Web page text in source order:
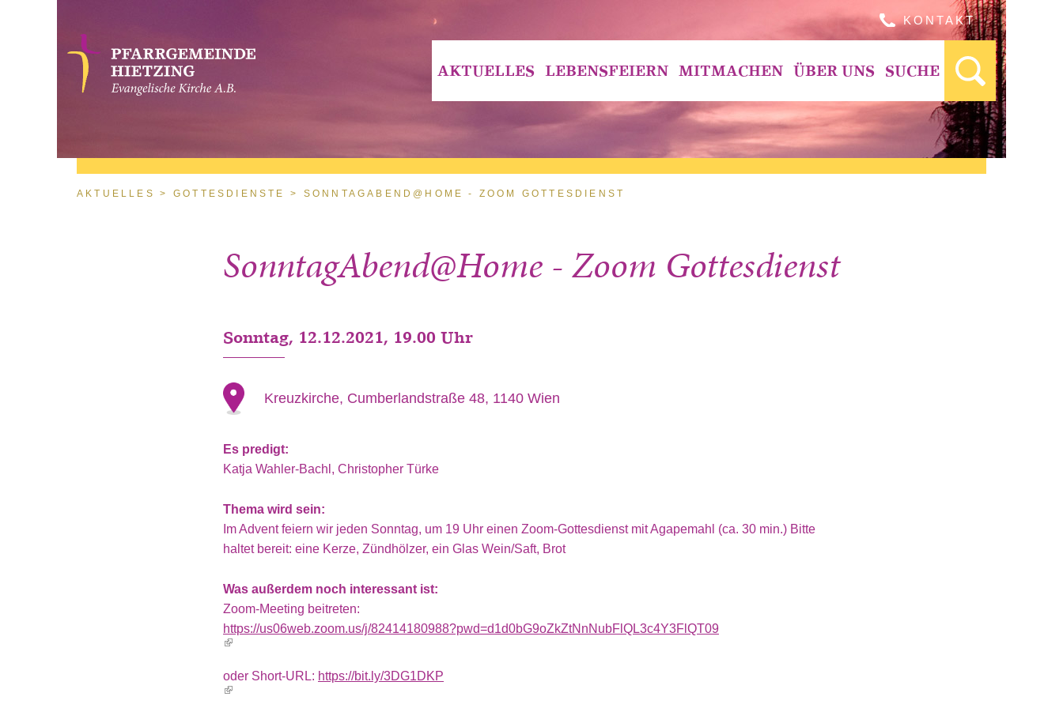
KONTAKT
AKTUELLES LEBENSFEIERN MITMACHEN ÜBER UNS SUCHE
Sie sind hier
AKTUELLES GOTTESDIENSTE SONNTAGABEND@HOME - ZOOM GOTTESDIENST
SonntagAbend@Home - Zoom Gottesdienst
Sonntag, 12.12.2021, 19.00 Uhr
Kreuzkirche, Cumberlandstraße 48, 1140 Wien
Es predigt:
Katja Wahler-Bachl, Christopher Türke
Thema wird sein:
Im Advent feiern wir jeden Sonntag, um 19 Uhr einen Zoom-Gottesdienst mit Agapemahl (ca. 30 min.) Bitte
haltet bereit: eine Kerze, Zündhölzer, ein Glas Wein/Saft, Brot
Was außerdem noch interessant ist:
Zoom-Meeting beitreten:
https://us06web.zoom.us/j/82414180988?pwd=d1d0bG9oZkZtNnNubFlQL3c4Y3FlQT09
oder Short-URL: https://bit.ly/3DG1DKP